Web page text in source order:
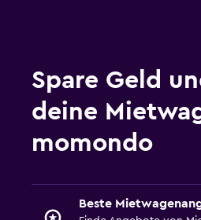
Spare Geld
deine
momondo
Beste